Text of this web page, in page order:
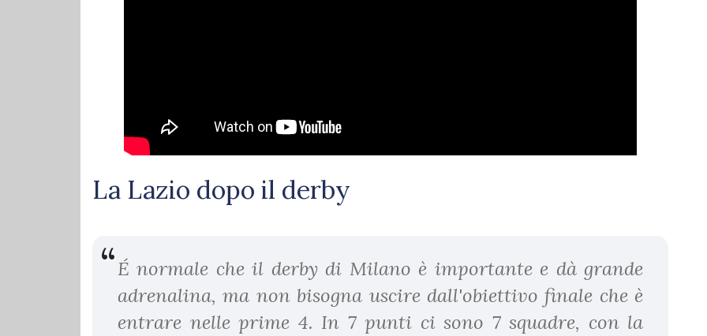
La Lazio dopo il derby
É normale che il derby di Milano è importante e dà grande
adrenalina, ma non bisogna uscire dall'obiettivo finale che è
entrare nelle prime 4. In 7 punti ci sono 7 squadre, con la